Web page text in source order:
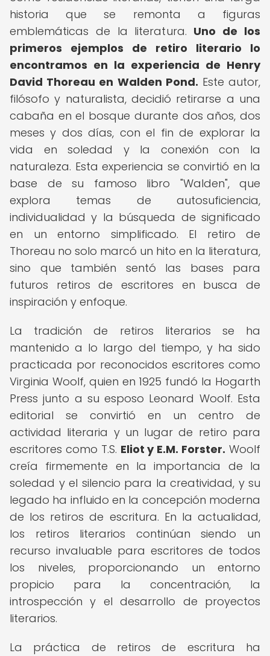
historia que se remonta a figuras
emblemáticas de la literatura. Uno de los
primeros ejemplos de retiro literario lo
encontramos en la experiencia de Henry
David Thoreau en Walden Pond. Este autor,
filósofo y naturalista, decidió retirarse a una
cabaña en el bosque durante dos años, dos
meses y dos días, con el fin de explorar la
vida en soledad y la conexión con la
naturaleza. Esta experiencia se convirtió en la
base de su famoso libro "Walden", que
explora temas de autosuficiencia,
individualidad y la búsqueda de significado
en un entorno simplificado. El retiro de
Thoreau no solo marcó un hito en la literatura,
sino que también sentó las bases para
futuros retiros de escritores en busca de
inspiración y enfoque.
La tradición de retiros literarios se ha
mantenido a lo largo del tiempo, y ha sido
practicada por reconocidos escritores como
Virginia Woolf, quien en 1925 fundó la Hogarth
Press junto a su esposo Leonard Woolf. Esta
editorial se convirtió en un centro de
actividad literaria y un lugar de retiro para
escritores como T.S. Eliot y E.M. Forster. Woolf
creía firmemente en la importancia de la
soledad y el silencio para la creatividad, y su
legado ha influido en la concepción moderna
de los retiros de escritura. En la actualidad,
los retiros literarios continúan siendo un
recurso invaluable para escritores de todos
los niveles, proporcionando un entorno
propicio para la concentración, la
introspección y el desarrollo de proyectos
literarios.
La práctica de retiros de escritura ha